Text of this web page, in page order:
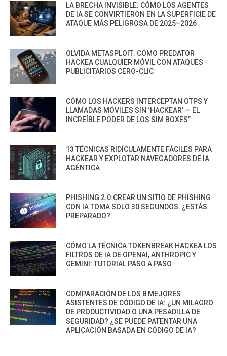
LA BRECHA INVISIBLE: CÓMO LOS AGENTES
DE IA SE CONVIRTIERON EN LA SUPERFICIE DE
ATAQUE MÁS PELIGROSA DE 2025–2026
OLVIDA METASPLOIT: CÓMO PREDATOR
HACKEA CUALQUIER MÓVIL CON ATAQUES
PUBLICITARIOS CERO-CLIC
CÓMO LOS HACKERS INTERCEPTAN OTPS Y
LLAMADAS MÓVILES SIN ‘HACKEAR’ — EL
INCREÍBLE PODER DE LOS SIM BOXES”
13 TÉCNICAS RIDÍCULAMENTE FÁCILES PARA
HACKEAR Y EXPLOTAR NAVEGADORES DE IA
AGÉNTICA
PHISHING 2.0:CREAR UN SITIO DE PHISHING
CON IA TOMA SOLO 30 SEGUNDOS. ¿ESTÁS
PREPARADO?
CÓMO LA TÉCNICA TOKENBREAK HACKEA LOS
FILTROS DE IA DE OPENAI, ANTHROPIC Y
GEMINI: TUTORIAL PASO A PASO
COMPARACIÓN DE LOS 8 MEJORES
ASISTENTES DE CÓDIGO DE IA: ¿UN MILAGRO
DE PRODUCTIVIDAD O UNA PESADILLA DE
SEGURIDAD? ¿SE PUEDE PATENTAR UNA
APLICACIÓN BASADA EN CÓDIGO DE IA?